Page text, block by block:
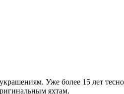
Уже более 15 лет
яхтам.